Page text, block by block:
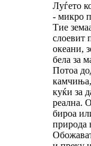
Луѓето
- микро
Тие
слоевит
океани,
бела за
Потоа
куќи за
реална.
бироа
природа